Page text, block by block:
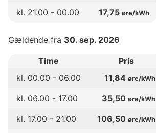
kl. 21.00 - 00.00 17,75 øre/kWh
Gældende fra 30. sep. 2026
Time
Pris
kl. 00.00 - 06.00 11,84 øre/kWh
kl. 06.00 - 17.00 35,50 øre/kWh
kl. 17.00 - 21.00 106,50 øre/kWh